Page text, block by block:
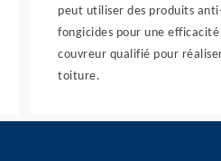
peut utiliser des produits
fongicides pour une
couvreur qualifié pour
toiture.